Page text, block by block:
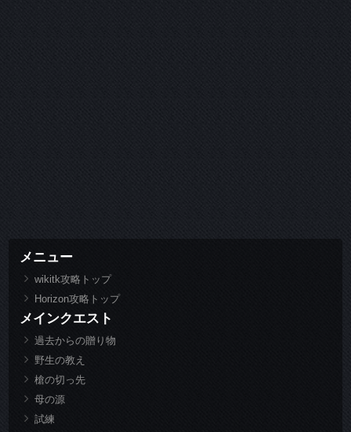
メニュー
wikitk攻略トップ
Horizon攻略トップ
メインクエスト
過去からの贈り物
野生の教え
槍の切っ先
母の源
試練